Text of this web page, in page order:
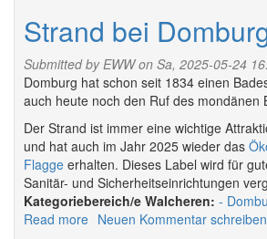
Strand bei
Submitted byEWWon Sa, 2025-05-24
Domburg hat schon seit 1834 einen
auch heute noch den Ruf des mondänen
Der Strand ist immer eine wichtige
und hat auch im Jahr 2025 wieder das
Flagge erhalten. Dieses Label wird für
Sanitär- und Sicherheitseinrichtungen
Walcheren:
Read more about
Neuen Kommentar schreiben